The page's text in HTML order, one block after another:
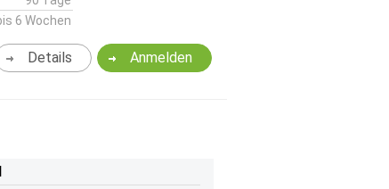
6 Wochen
Anmelden
Details